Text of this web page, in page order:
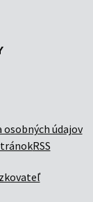
osobných údajov
RSS